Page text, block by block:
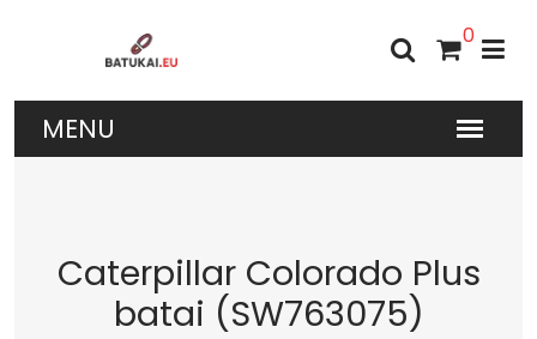
0
Caterpillar Colorado Plus
batai (SW763075)